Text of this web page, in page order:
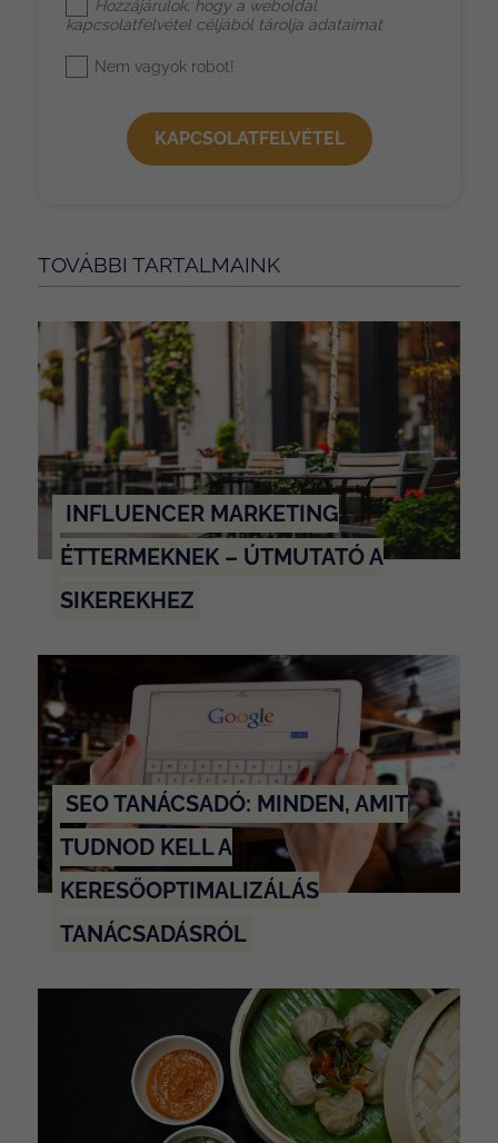
Hozzájárulok, hogy a weboldal
kapcsolatfelvétel céljából tárolja adataimat
Nem vagyok robot!
KAPCSOLATFELVÉTEL
TOVÁBBI TARTALMAINK
INFLUENCER MARKETING
ÉTTERMEKNEK – ÚTMUTATÓ A
SIKEREKHEZ
SEO TANÁCSADÓ: MINDEN, AMIT
TUDNOD KELL A
KERESŐOPTIMALIZÁLÁS
TANÁCSADÁSRÓL